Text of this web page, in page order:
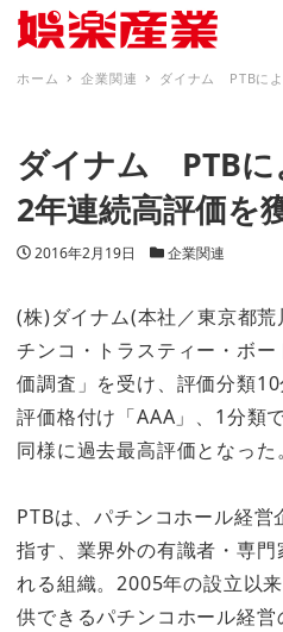
ホーム 企業関連 ダイナム PTBに
ダイナム PTBに
2年連続高評価を
投稿日
2016年2月19日 カテゴリー
企業関連
(株)ダイナム(本社／東京都
チンコ・トラスティー・ボ
価調査」を受け、評価分類
評価格付け「AAA」、1分類
同様に過去最高評価となった。
PTBは、パチンコホール経営
指す、業界外の有識者・専
れる組織。2005年の設立以
供できるパチンコホール経